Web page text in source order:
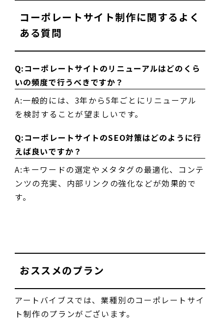
コーポレートサイト制作に関するよく
ある質問
Q:コーポレートサイトのリニューアルはどのくら
いの頻度で行うべきですか？
A:一般的には、3年から5年ごとにリニューアル
を検討することが望ましいです。
Q:コーポレートサイトのSEO対策はどのように行
えば良いですか？
A:キーワードの選定やメタタグの最適化、コンテ
ンツの充実、内部リンクの強化などが効果的で
す。
おススメのプラン
アートバイブスでは、業種別のコーポレートサイ
ト制作のプランがございます。